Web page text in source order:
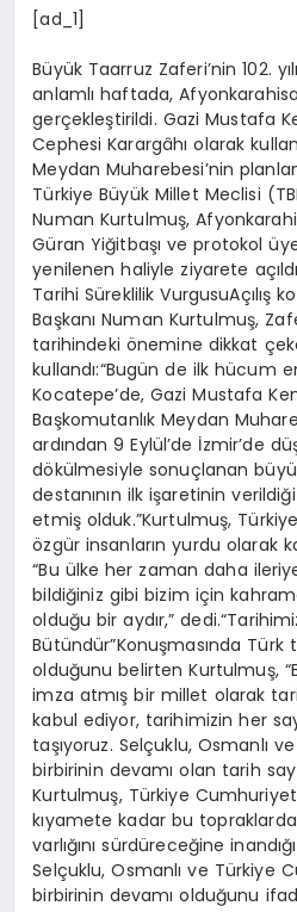
[ad_1]
Büyük Taarruz Zaferi’nin 102.
anlamlı haftada,
gerçekleştirildi. Gazi Mustafa
Cephesi Karargâhı olarak
Meydan Muharebesi’nin
Türkiye Büyük Millet Meclisi
Numan Kurtulmuş,
Güran Yiğitbaşı ve protokol
yenilenen haliyle ziyarete
Tarihi Süreklilik VurgusuAçılış
Başkanı Numan Kurtulmuş,
tarihindeki önemine dikkat
kullandı:“Bugün de ilk hücum
Kocatepe’de, Gazi Mustafa
Başkomutanlık Meydan
ardından 9 Eylül’de İzmir’de
dökülmesiyle sonuçlanan
destanının ilk işaretinin
etmiş olduk.”Kurtulmuş,
özgür insanların yurdu olarak
“Bu ülke her zaman daha
bildiğiniz gibi bizim için
olduğu bir aydır,”
Bütündür”Konuşmasında
olduğunu belirten Kurtulmuş,
imza atmış bir millet olarak
kabul ediyor, tarihimizin her
taşıyoruz. Selçuklu, Osmanlı
birbirinin devamı olan tarih
Kurtulmuş, Türkiye
kıyamete kadar bu
varlığını sürdüreceğine
Selçuklu, Osmanlı ve Türkiye
birbirinin devamı olduğunu